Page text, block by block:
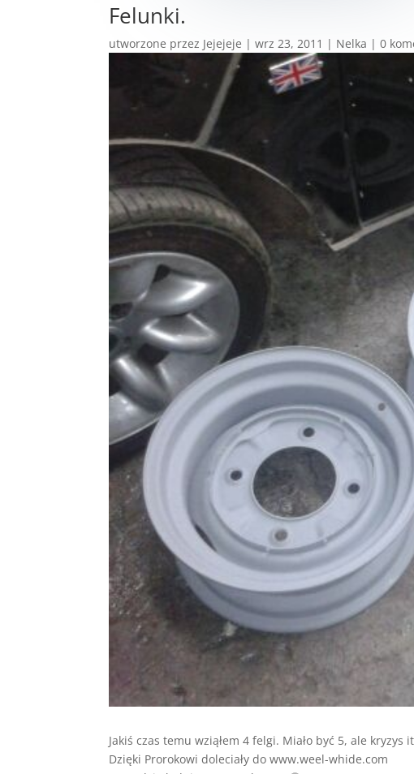
Felunki.
utworzone przez Jejejeje |wrz 23, 2011 | Nelka |0
Jakiś czas temu wziąłem 4 felgi. Miało być 5, ale kryzys
Dzięki Prorokowi doleciały do www.weel-whide.com